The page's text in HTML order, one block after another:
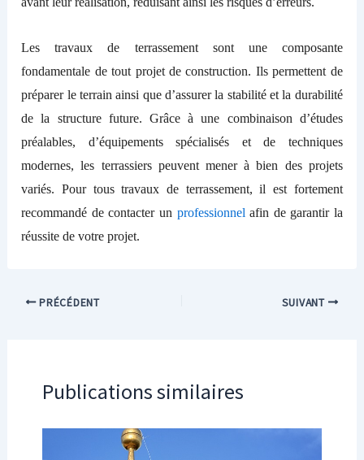
Les travaux de terrassement sont une composante
fondamentale de tout projet de construction. Ils permettent de
préparer le terrain ainsi que d’assurer la stabilité et la durabilité
de la structure future. Grâce à une combinaison d’études
préalables, d’équipements spécialisés et de techniques
modernes, les terrassiers peuvent mener à bien des projets
variés. Pour tous travaux de terrassement, il est fortement
recommandé de contacter un professionnelafin de garantir la
réussite de votre projet.
PRÉCÉDENT SUIVANT
Publications similaires